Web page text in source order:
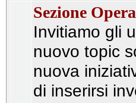
Sezione
Invitiamo gli
nuovo topic
nuova
di inserirsi